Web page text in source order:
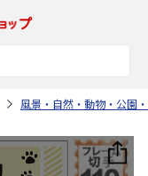
風景・自然・動物・公園